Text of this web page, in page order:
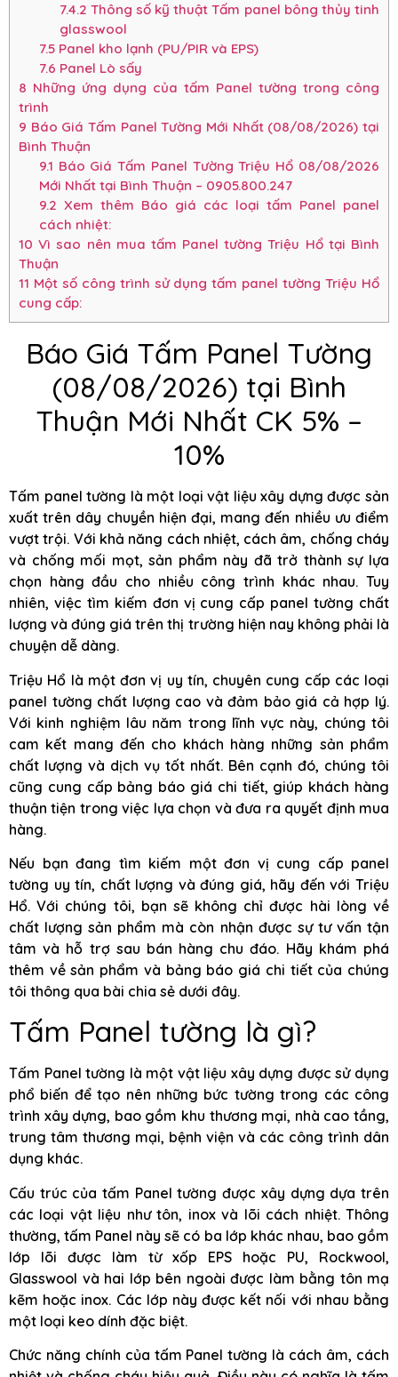
7.4.2 Thông số kỹ thuật Tấm panel bông thủy tinh
glasswool
7.5Panel kho lạnh (PU/PIR và EPS)
7.6 Panel Lò sấy
8 Những ứng dụng của tấm Panel tường trong công
trình
9 Báo Giá Tấm Panel Tường Mới Nhất (08/08/2026) tại
Bình Thuận
9.1 Báo Giá Tấm Panel Tường Triệu Hổ 08/08/2026
Mới Nhất tại Bình Thuận – 0905.800.247
9.2 Xem thêm Báo giá các loại tấm Panel panel
cách nhiệt:
10 Vì sao nên mua tấm Panel tường Triệu Hổ tại Bình
Thuận
11 Một số công trình sử dụng tấm panel tường Triệu Hổ
cung cấp:
Báo Giá Tấm Panel Tường
(08/08/2026) tại Bình
Thuận Mới Nhất CK 5% –
10%
Tấm panel tường là một loại vật liệu xây dựng được sản
xuất trên dây chuyền hiện đại, mang đến nhiều ưu điểm
vượt trội. Với khả năng cách nhiệt, cách âm, chống cháy
và chống mối mọt, sản phẩm này đã trở thành sự lựa
chọn hàng đầu cho nhiều công trình khác nhau. Tuy
nhiên, việc tìm kiếm đơn vị cung cấp panel tường chất
lượng và đúng giá trên thị trường hiện nay không phải là
chuyện dễ dàng.
Triệu Hổ là một đơn vị uy tín, chuyên cung cấp các loại
panel tường chất lượng cao và đảm bảo giá cả hợp lý.
Với kinh nghiệm lâu năm trong lĩnh vực này, chúng tôi
cam kết mang đến cho khách hàng những sản phẩm
chất lượng và dịch vụ tốt nhất. Bên cạnh đó, chúng tôi
cũng cung cấp bảng báo giá chi tiết, giúp khách hàng
thuận tiện trong việc lựa chọn và đưa ra quyết định mua
hàng.
Nếu bạn đang tìm kiếm một đơn vị cung cấp panel
tường uy tín, chất lượng và đúng giá, hãy đến với Triệu
Hổ. Với chúng tôi, bạn sẽ không chỉ được hài lòng về
chất lượng sản phẩm mà còn nhận được sự tư vấn tận
tâm và hỗ trợ sau bán hàng chu đáo. Hãy khám phá
thêm về sản phẩm và bảng báo giá chi tiết của chúng
tôi thông qua bài chia sẻ dưới đây.
Tấm Panel tường là gì?
Tấm Panel tường là một vật liệu xây dựng được sử dụng
phổ biến để tạo nên những bức tường trong các công
trình xây dựng, bao gồm khu thương mại, nhà cao tầng,
trung tâm thương mại, bệnh viện và các công trình dân
dụng khác.
Cấu trúc của tấm Panel tường được xây dựng dựa trên
các loại vật liệu như tôn, inox và lõi cách nhiệt. Thông
thường, tấm Panel này sẽ có ba lớp khác nhau, bao gồm
lớp lõi được làm từ xốp EPS hoặc PU, Rockwool,
Glasswool và hai lớp bên ngoài được làm bằng tôn mạ
kẽm hoặc inox. Các lớp này được kết nối với nhau bằng
một loại keo dính đặc biệt.
Chức năng chính của tấm Panel tường là cách âm, cách